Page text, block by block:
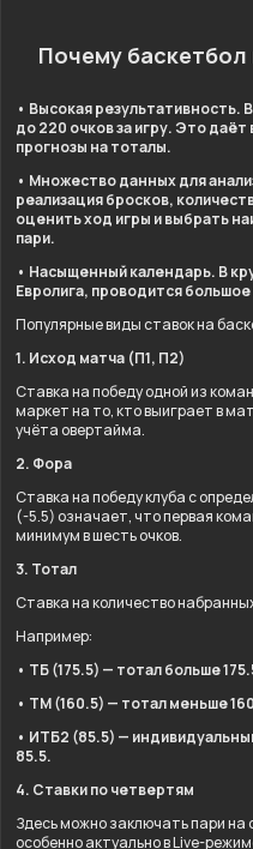
Почему баскетбол
• Высокая
до 220 очков за игру. Это
прогнозы на тоталы.
• Множество данных для
реализация бросков,
оценить ход игры и выбрать
пари.
• Насыщенный календарь. В
Евролига, проводится
Популярные виды ставок на
1. Исход матча (П1, П2)
Ставка на победу одной из
маркет на то, кто выиграет в
учёта овертайма.
2. Фора
Ставка на победу клуба с
(-5.5) означает, что первая
минимум в шесть очков.
3. Тотал
Ставка на количество
Например:
• ТБ (175.5) — тотал больше
• ТМ (160.5) — тотал меньше
• ИТБ2 (85.5) —
85.5.
4. Ставки по четвертям
Здесь можно заключать пари на
особенно актуально в Live-